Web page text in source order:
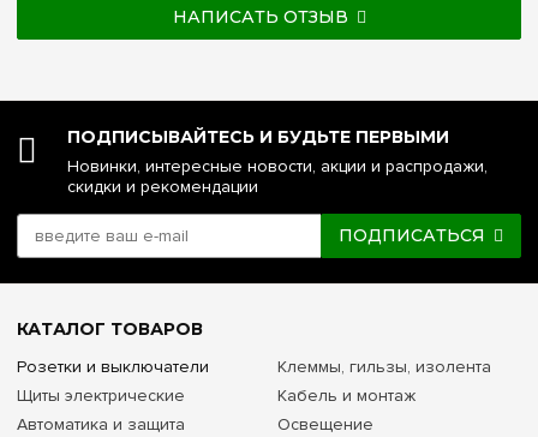
НАПИСАТЬ ОТЗЫВ
ПОДПИСЫВАЙТЕСЬ И БУДЬТЕ ПЕРВЫМИ
Новинки, интересные новости, акции и распродажи,
скидки и рекомендации
ПОДПИСАТЬСЯ
КАТАЛОГ ТОВАРОВ
Розетки и выключатели
Щиты электрические
Автоматика и защита
Клеммы, гильзы, изолента
Кабель и монтаж
Освещение